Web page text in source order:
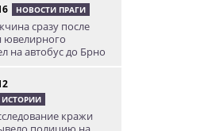
НОВОСТИ ПРАГИ
сразу после
ювелирного
на автобус до Брно
ИСТОРИИ
кражи